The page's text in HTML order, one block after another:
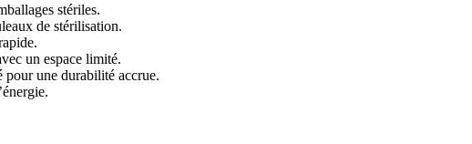
stériles.
de stérilisation.
un espace limité.
pour une durabilité accrue.